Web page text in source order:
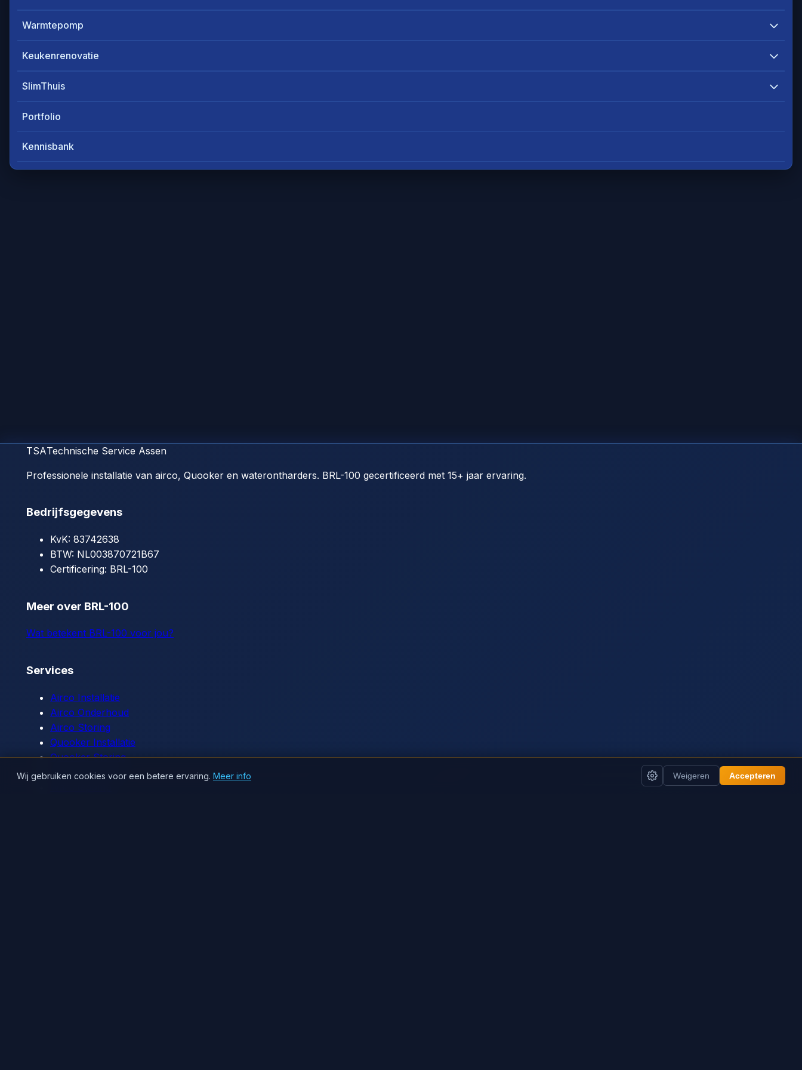
Warmtepomp
Keukenrenovatie
SlimThuis
Portfolio
Kennisbank
TSATechnische Service Assen
Professionele installatie van airco, Quooker en waterontharders. BRL-100 gecertificeerd met 15+ jaar ervaring.
Bedrijfsgegevens
KvK: 83742638
BTW: NL003870721B67
Certificering: BRL-100
Meer over BRL-100
Wat betekent BRL-100 voor jou?
Services
Airco Installatie
Airco Onderhoud
Airco Storing
Quooker Installatie
Quooker Storing
Waterontharder
Wij gebruiken cookies voor een betere ervaring. Meer info Weigeren Accepteren